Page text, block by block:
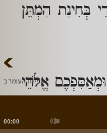
בְּחִינַת הַמְתֵּן
אֱלֹהֵי
>
ספירת העומר ב
00:00